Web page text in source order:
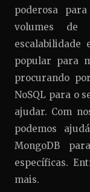
poderosa
volumes de
escalabilidade
popular para
procurando
NoSQL para o
ajudar. Com
podemos
MongoDB
específicas.
mais.